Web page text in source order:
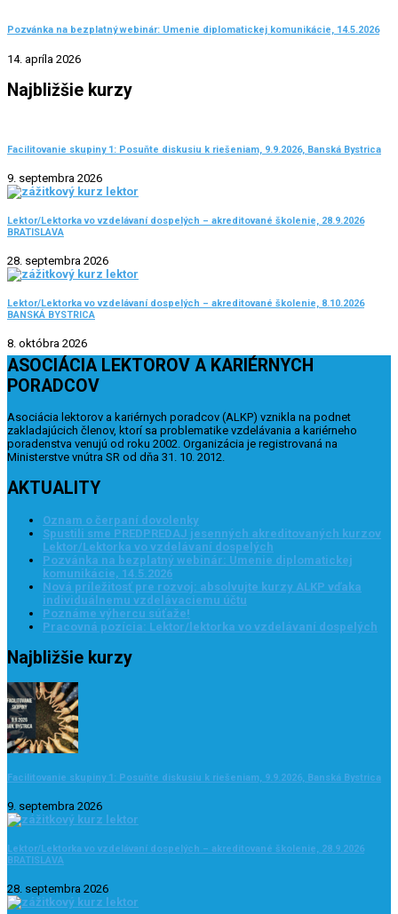
Pozvánka na bezplatný webinár: Umenie diplomatickej komunikácie, 14.5.2026
14. apríla 2026
Najbližšie kurzy
Facilitovanie skupiny 1: Posuňte diskusiu k riešeniam, 9.9.2026, Banská Bystrica
9. septembra 2026
Lektor/Lektorka vo vzdelávaní dospelých – akreditované školenie, 28.9.2026
BRATISLAVA
28. septembra 2026
Lektor/Lektorka vo vzdelávaní dospelých – akreditované školenie, 8.10.2026
BANSKÁ BYSTRICA
8. októbra 2026
ASOCIÁCIA LEKTOROV A KARIÉRNYCH
PORADCOV
Asociácia lektorov a kariérnych poradcov (ALKP) vznikla na podnet
zakladajúcich členov, ktorí sa problematike vzdelávania a kariérneho
poradenstva venujú od roku 2002. Organizácia je registrovaná na
Ministerstve vnútra SR od dňa 31. 10. 2012.
AKTUALITY
Oznam o čerpaní dovolenky
Spustili sme PREDPREDAJ jesenných akreditovaných kurzov
Lektor/Lektorka vo vzdelávaní dospelých
Pozvánka na bezplatný webinár: Umenie diplomatickej
komunikácie, 14.5.2026
Nová príležitosť pre rozvoj: absolvujte kurzy ALKP vďaka
individuálnemu vzdelávaciemu účtu
Poznáme výhercu súťaže!
Pracovná pozícia: Lektor/lektorka vo vzdelávaní dospelých
Najbližšie kurzy
Facilitovanie skupiny 1: Posuňte diskusiu k riešeniam, 9.9.2026, Banská Bystrica
9. septembra 2026
Lektor/Lektorka vo vzdelávaní dospelých – akreditované školenie, 28.9.2026
BRATISLAVA
28. septembra 2026